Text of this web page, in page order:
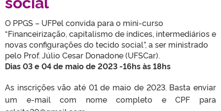
O PPGS – UFPel convida para o mini-curso
“Financeirização, capitalismo de índices, intermediários e
novas configurações do tecido social”, a ser ministrado
pelo Prof. Júlio Cesar Donadone (UFSCar).
Dias 03 e 04 de maio de 2023 -16hs às 18hs
As inscrições vão até 01 de maio de 2023. Basta enviar
um e-mail com nome completo e CPF para